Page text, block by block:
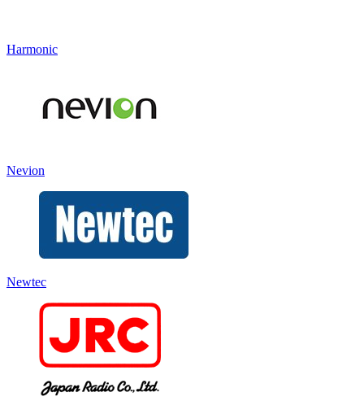
Harmonic
Nevion
Newtec